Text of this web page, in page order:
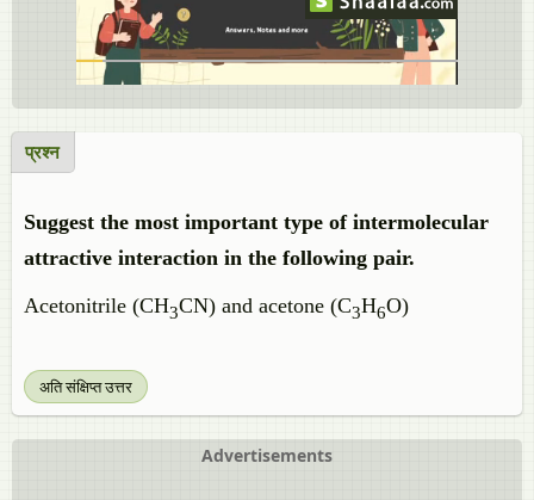
प्रश्न
Suggest the most important type of intermolecular
attractive interaction in the following pair.
Acetonitrile (CH3CN) and acetone (C3H6O)
अति संक्षिप्त उत्तर
Advertisements